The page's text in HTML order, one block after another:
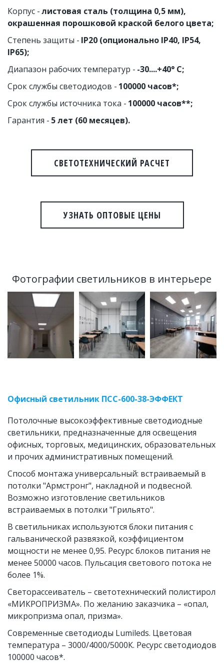
Корпус - листовая сталь (толщина 0,5 мм),
окрашенная порошковой краской белого цвета;
Степень защиты - IP20 (опционально IP40, IP54,
IP65);
Диапазон рабочих температур - -30....+40° C;
Срок службы светодиодов - 100000 часов*;
Срок службы источника тока - 100000 часов**;
Гарантия - 5 лет (60 месяцев).
СВЕТОТЕХНИЧЕСКИЙ РАСЧЕТ
УЗНАТЬ ОПТОВЫЕ ЦЕНЫ
Фотографии светильников в интерьере
Офисный светильник ПСС-600-38-ЭФФЕКТ
Потолочные высокоэффективные светодиодные
светильники, предназначенные для освещения
офисных, торговых, медицинских, образовательных
и прочих административных помещений.
Способ монтажа универсальный: встраиваемый в
потолки "Армстронг", накладной и подвесной.
Возможно изготовление светильников
встраиваемых в потолки "Грильято".
В светильниках используются блоки питания с
гальванической развязкой, коэффициентом
мощности не менее 0,95. Ресурс блоков питания не
менее 50000 часов. Пульсация светового потока не
более 1%.
Светорассеиватель – светотехнический полистирол
«МИКРОПРИЗМА». По желанию заказчика – «опал,
микропризма опал, призма».
Современные светодиоды Lumileds. Цветовая
температура – 3000/4000/5000К. Ресурс светодиодов
100000 часов*.